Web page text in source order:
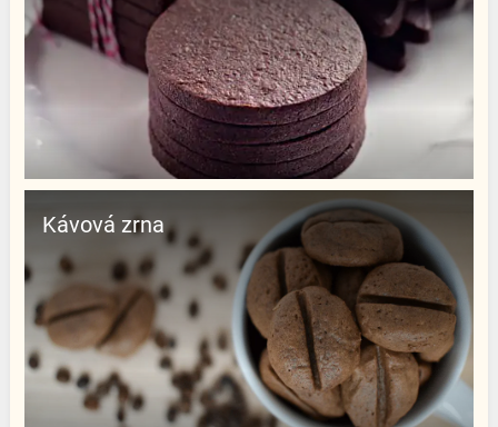
Kávová zrna